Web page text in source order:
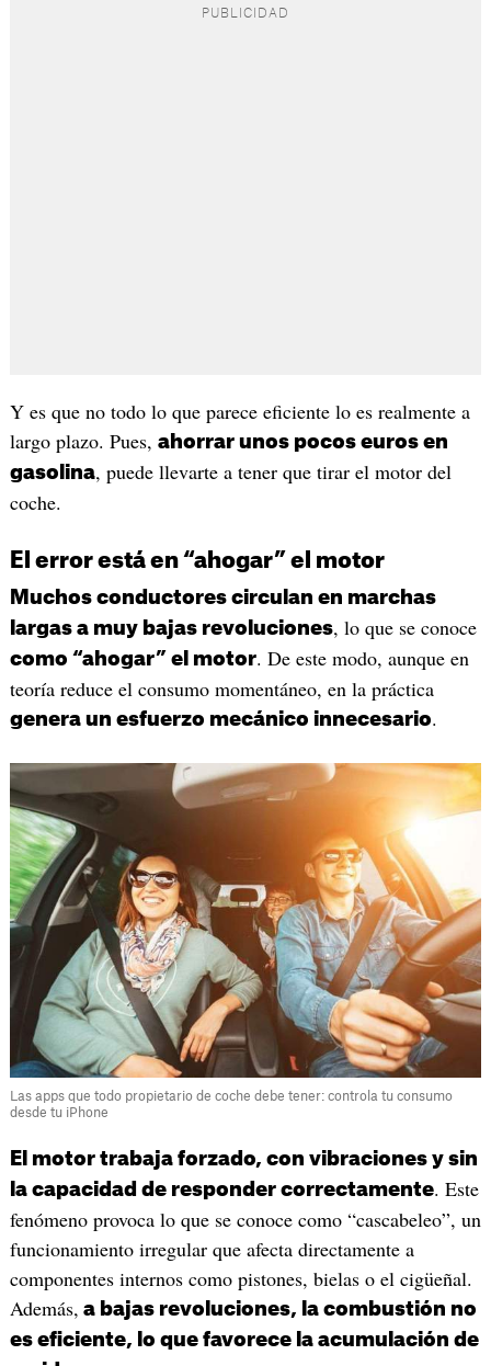
Y es que no todo lo que parece eficiente lo es realmente a
largo plazo. Pues, ahorrar unos pocos euros en
gasolina, puede llevarte a tener que tirar el motor del
coche.
El error está en “ahogar” el motor
Muchos conductores circulan en marchas
largas a muy bajas revoluciones, lo que se conoce
como “ahogar” el motor. De este modo, aunque en
teoría reduce el consumo momentáneo, en la práctica
genera un esfuerzo mecánico innecesario.
Las apps que todo propietario de coche debe tener: controla tu consumo
desde tu iPhone
El motor trabaja forzado, con vibraciones y sin
la capacidad de responder correctamente. Este
fenómeno provoca lo que se conoce como “cascabeleo”, un
funcionamiento irregular que afecta directamente a
componentes internos como pistones, bielas o el cigüeñal.
Además, a bajas revoluciones, la combustión no
es eficiente, lo que favorece la acumulación de